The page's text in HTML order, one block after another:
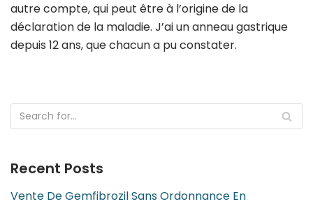
autre compte, qui peut être à l’origine de la
déclaration de la maladie. J’ai un anneau gastrique
depuis 12 ans, que chacun a pu constater.
Recent Posts
Vente De Gemfibrozil Sans Ordonnance En